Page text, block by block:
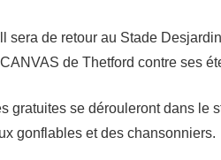
sera de retour au Stade
de Thetford contre ses
gratuites se dérouleront dans le
gonflables et des chansonniers.